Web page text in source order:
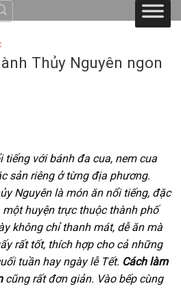
Thủy Nguyên ngon
tiếng với bánh đa cua, nem cua
sản riêng ở từng địa phương.
Nguyên là món ăn nổi tiếng, đặc
một huyện trực thuộc thành phố
không chỉ thanh mát, dễ ăn mà
rất tốt, thích hợp cho cả những
tuần hay ngày lễ Tết. Cách làm
cũng rất đơn giản. Vào bếp cùng